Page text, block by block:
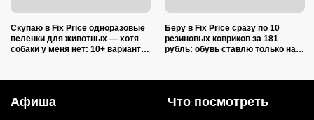
Скупаю в Fix Price одноразовые
пеленки для животных — хотя
собаки у меня нет: 10+ вариантов
Беру в Fix Price сразу по 10
резиновых ковриков за 181
рубль: обувь ставлю только на
Афиша Что посмотреть